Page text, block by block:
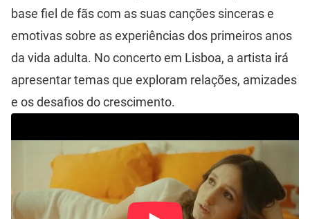
base fiel de fãs com as suas canções sinceras e
emotivas sobre as experiências dos primeiros anos
da vida adulta. No concerto em Lisboa, a artista irá
apresentar temas que exploram relações, amizades
e os desafios do crescimento.